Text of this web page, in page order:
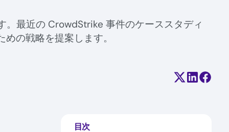
。最近の CrowdStrike 事件のケーススタディ
の戦略を提案します。
Share on X
Share
目次